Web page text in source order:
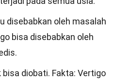
disebabkan oleh masalah
bisa disebabkan oleh
diobati. Fakta: Vertigo